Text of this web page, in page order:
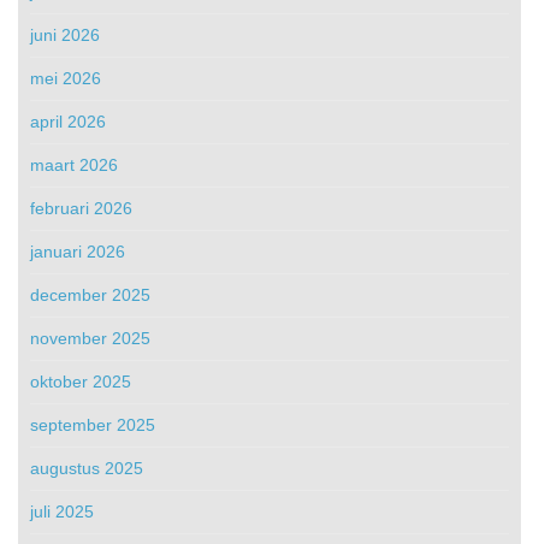
juni 2026
mei 2026
april 2026
maart 2026
februari 2026
januari 2026
december 2025
november 2025
oktober 2025
september 2025
augustus 2025
juli 2025